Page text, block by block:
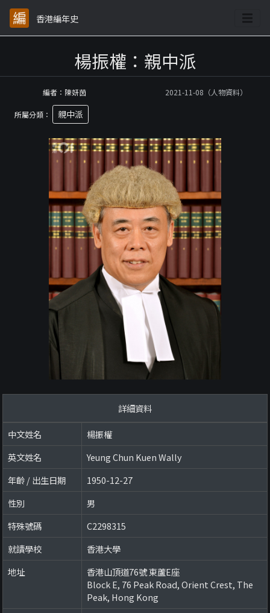
香港編年史
楊振權：親中派
編者：陳妍茵 2021-11-08（人物資料）
所屬分類： 親中派
詳細資料
中文姓名
楊振權
英文姓名
Yeung Chun Kuen Wally
年齡 / 出生日期
1950-12-27
性別
男
特殊號碼
C2298315
就讀學校
香港大學
地址
香港山頂道76號 東蘆E座
Block E, 76 Peak Road, Orient Crest, The
Peak, Hong Kong